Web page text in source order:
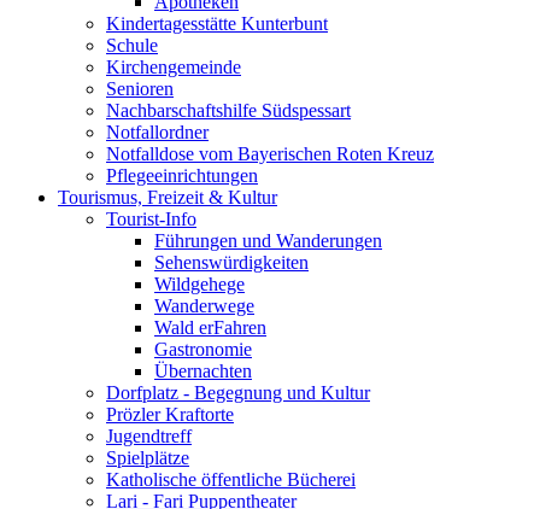
Kindertagesstätte Kunterbunt
Schule
Kirchengemeinde
Senioren
Nachbarschaftshilfe Südspessart
Notfallordner
Notfalldose vom Bayerischen Roten Kreuz
Pflegeeinrichtungen
Tourismus, Freizeit & Kultur
Tourist-Info
Führungen und Wanderungen
Sehenswürdigkeiten
Wildgehege
Wanderwege
Wald erFahren
Gastronomie
Übernachten
Dorfplatz - Begegnung und Kultur
Prözler Kraftorte
Jugendtreff
Spielplätze
Katholische öffentliche Bücherei
Lari - Fari Puppentheater